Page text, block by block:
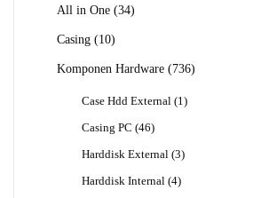
All in One 3434
Casing
1010
Komponen Hardware
736736
Case Hdd External 1 1
Casing PC 4646
Harddisk External 33
Harddisk Internal 44